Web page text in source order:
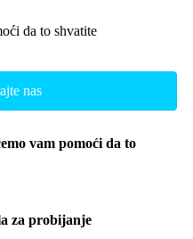
da to shvatite
nas
vam pomoći da to
za probijanje